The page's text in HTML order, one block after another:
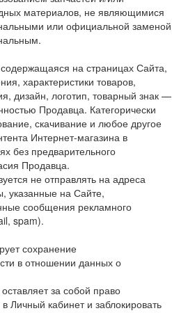
материалов, не являющимися
или официальной заменой
на страницах Сайта,
характеристики товаров,
дизайн, логотип, товарный знак —
Продавца. Категорически
скачивание и любое другое
Интернет-магазина в
без предварительного
Продавца.
не отправлять на адреса
указанные на Сайте,
сообщения рекламного
spam).
сохранение
в отношении данных о
за собой право
в Личный кабинет и заблокировать